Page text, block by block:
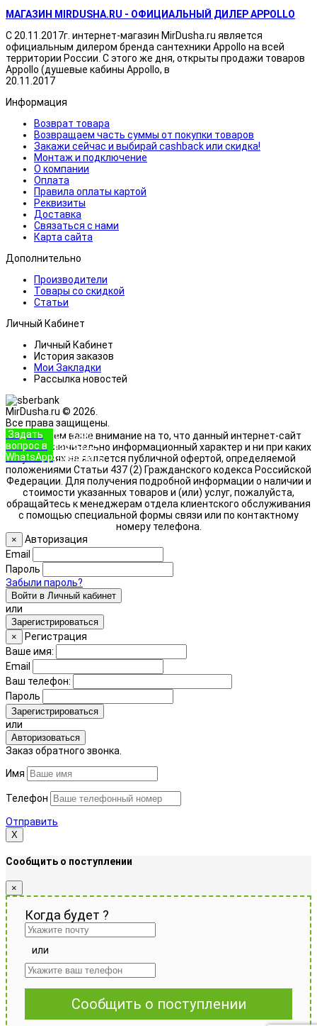
МАГАЗИН MIRDUSHA.RU - ОФИЦИАЛЬНЫЙ ДИЛЕР APPOLLO
С 20.11.2017г. интернет-магазин MirDusha.ru является
официальным дилером бренда сантехники Appollo на всей
территории России. С этого же дня, открыты продажи товаров
Appollo (душевые кабины Appollo, в
20.11.2017
Информация
Возврат товара
Возвращаем часть суммы от покупки товаров
Закажи сейчас и выбирай cashback или скидка!
Монтаж и подключение
О компании
Оплата
Правила оплаты картой
Реквизиты
Доставка
Связаться с нами
Карта сайта
Дополнительно
Производители
Товары со скидкой
Статьи
Личный Кабинет
Личный Кабинет
История заказов
Мои Закладки
Рассылка новостей
MirDusha.ru © 2026.
Все права защищены.
Обращаем ваше внимание на то, что данный интернет-сайт
носит исключительно информационный характер и ни при каких
условиях не является публичной офертой, определяемой
положениями Статьи 437 (2) Гражданского кодекса Российской
Федерации. Для получения подробной информации о наличии и
стоимости указанных товаров и (или) услуг, пожалуйста,
обращайтесь к менеджерам отдела клиентского обслуживания
с помощью специальной формы связи или по контактному
номеру телефона.
Задать
вопрос в
WhatsApp
+7 (933)
888-8322
Позвонить
×
Авторизация
Email
Пароль
Забыли пароль?
Войти в Личный кабинет
или
Зарегистрироваться
×
Регистрация
Ваше имя:
Email
Ваш телефон:
Пароль
Зарегистрироваться
или
Авторизоваться
Заказ обратного звонка.
Имя
Телефон
Отправить
Х
Сообщить о поступлении
×
Когда будет ?
или
Сообщить о поступлении